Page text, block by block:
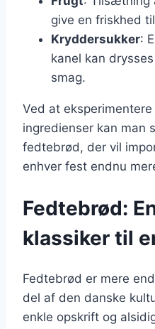
give en friskhed
Kryddersukker:
kanel kan
smag.
Ved at
ingredienser kan man
fedtebrød, der vil
enhver fest endnu
Fedtebrød:
klassiker til
Fedtebrød er mere
del af den danske
enkle opskrift og